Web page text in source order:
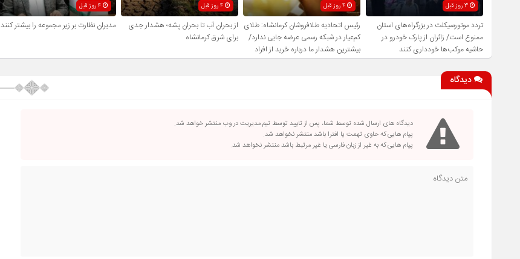
3 روز قبل
تردد موتورسیکلت در بزرگراه‌های استان
ممنوع است/ زائران از پارک خودرو در
حاشیه موکب‌ها خودداری کنند
4 روز قبل
رئیس اتحادیه طلافروشان کرمانشاه: طلای
کم‌عیار در شبکه رسمی عرضه جایی ندارد/
بیشترین هشدار ما درباره خرید از افراد
فاقد صلاحیت است
4 روز قبل
از بحران آب تا بحران پشه؛ هشدار جدی
برای شرق کرمانشاه
4 روز قبل
مدیران نظارت بر زیر مجموعه را بیشتر کنند
دیدگاه
دیدگاه های ارسال شده توسط شما، پس از تایید توسط تیم مدیریت در وب منتشر خواهد شد.
پیام هایی که حاوی تهمت یا افترا باشد منتشر نخواهد شد.
پیام هایی که به غیر از زبان فارسی یا غیر مرتبط باشد منتشر نخواهد شد.